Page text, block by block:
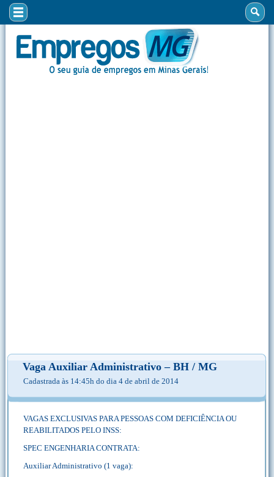
Vaga Auxiliar Administrativo – BH / MG
Cadastrada às 14:45h do dia 4 de abril de 2014
VAGAS EXCLUSIVAS PARA PESSOAS COM DEFICIÊNCIA OU
REABILITADOS PELO INSS:
SPEC ENGENHARIA CONTRATA:
Auxiliar Administrativo (1 vaga):